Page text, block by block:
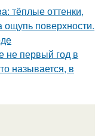
тёплые оттенки,
ощупь поверхности.
не первый год в
называется, в